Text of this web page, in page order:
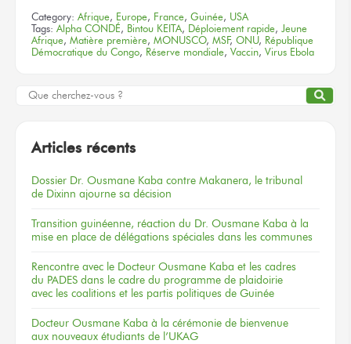
Category: Afrique, Europe, France, Guinée, USA
Tags: Alpha CONDÉ, Bintou KEITA, Déploiement rapide, Jeune
Afrique, Matière première, MONUSCO, MSF, ONU, République
Démocratique du Congo, Réserve mondiale, Vaccin, Virus Ebola
Articles récents
Dossier Dr. Ousmane Kaba contre Makanera, le tribunal
de Dixinn ajourne sa décision
Transition guinéenne, réaction du Dr. Ousmane Kaba à la
mise en place de délégations spéciales dans les communes
Rencontre avec le Docteur Ousmane Kaba et les cadres
du PADES dans le cadre du programme de plaidoirie
avec les coalitions et les partis politiques de Guinée
Docteur Ousmane Kaba à la cérémonie de bienvenue
aux nouveaux étudiants de l’UKAG